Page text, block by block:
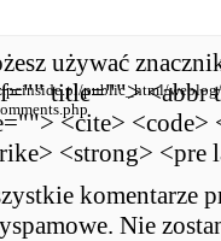
używać
title=""> <abbr
<cite> <code>
<strong>
komentarze
Nie
public_html/